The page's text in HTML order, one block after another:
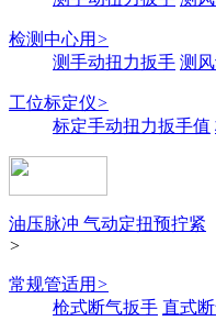
检测中心用 >
测手动扭力扳手 测
工位标定仪>
标定手动扭力扳手值
油压脉冲 气动定扭预拧紧
>
常规管适用 >
枪式断气扳手 直式